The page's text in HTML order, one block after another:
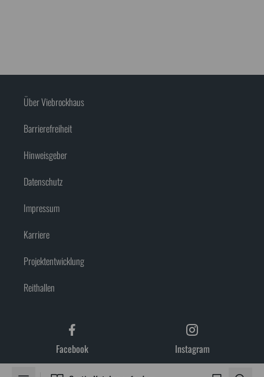
Über Viebrockhaus
Barrierefreiheit
Hinweisgeber
Datenschutz
Impressum
Karriere
Projektentwicklung
Reithallen
Facebook Instagram